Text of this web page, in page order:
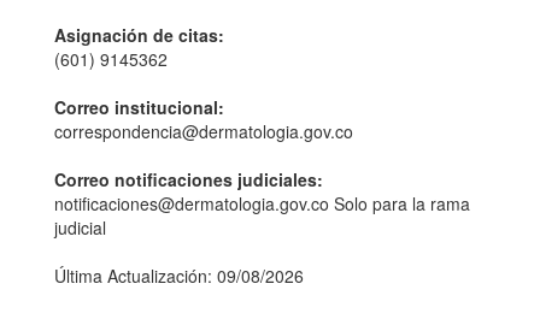
Asignación de citas:
(601) 9145362
Correo institucional:
correspondencia@dermatologia.gov.co
Correo notificaciones judiciales:
notificaciones@dermatologia.gov.co Solo para la rama
judicial
Última Actualización: 09/08/2026